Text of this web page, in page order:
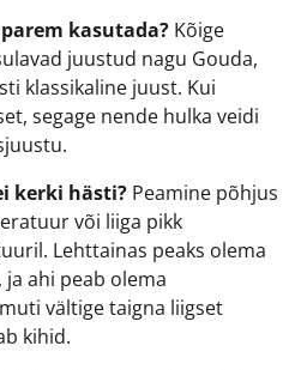
kasutada? Kõige
juustud nagu Gouda,
klassikaline juust. Kui
segage nende hulka veidi
kerki hästi? Peamine põhjus
või liiga pikk
Lehttainas peaks olema
ja ahi peab olema
vältige taigna liigset
kihid.